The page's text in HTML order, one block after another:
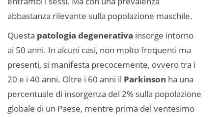
abbastanza rilevante sulla popolazione maschile.
Questa patologia degenerativa insorge intorno
ai 50 anni. In alcuni casi, non molto frequenti ma
presenti, si manifesta precocemente, ovvero tra i
20 e i 40 anni. Oltre i 60 anni il Parkinson ha una
percentuale di insorgenza del 2% sulla popolazione
globale di un Paese, mentre prima del ventesimo